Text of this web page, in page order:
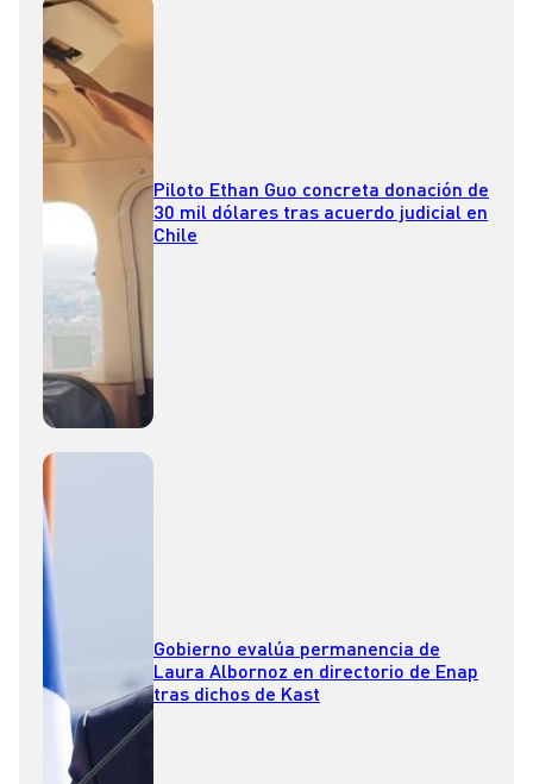
Piloto Ethan Guo concreta donación de
30 mil dólares tras acuerdo judicial en
Chile
Gobierno evalúa permanencia de
Laura Albornoz en directorio de Enap
tras dichos de Kast